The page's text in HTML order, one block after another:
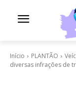
Início PLANTÃO
diversas infrações de